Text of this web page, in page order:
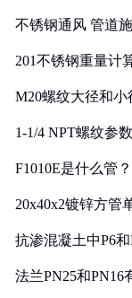
不锈钢通风 管道
201不锈钢重量计
M20螺纹大径和小
1-1/4 NPT螺纹参
F1010E是什么管
20x40x2镀锌方管
抗渗混凝土中P6
法兰PN25和PN16